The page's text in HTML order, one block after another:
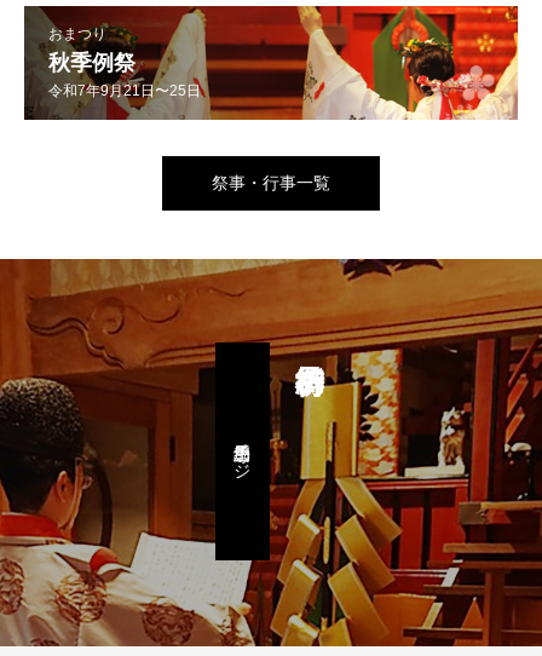
おまつり
秋季例祭
令和7年9月21日〜25日
祭事・行事一覧
予約専用ページ